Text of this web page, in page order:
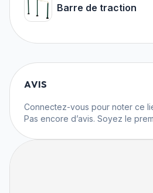
Barre de traction
AVIS
Connectez-vous pour noter ce
Pas encore d’avis. Soyez le